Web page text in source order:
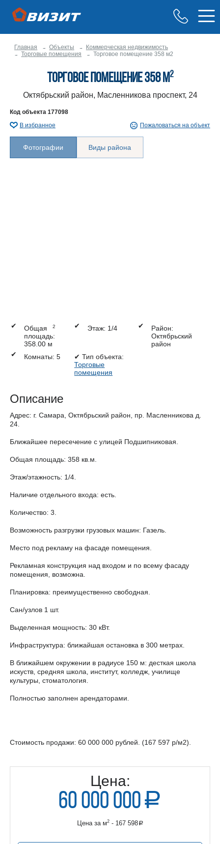
Главная Объекты
Коммерческая недвижимость
Торговые помещения
Торговое помещение 358 м2
Торговое помещение 358 м2
Октябрьский район, Масленникова проспект, 24
Код объекта 177098
В избранное
Пожаловаться на объект
Фотографии Виды района
✔
Общая
площадь:
358.00 м
2 ✔ Этаж: 1/4 ✔
Район:
Октябрьский
район
✔
Комнаты: 5 ✔ Тип объекта:
Торговые
помещения
Описание
Адрес: г. Самара, Октябрьский район, пр. Масленникова д.
24.
Ближайшее пересечение с улицей Подшипниковая.
Общая площадь: 358 кв.м.
Этаж/этажность: 1/4.
Наличие отдельного входа: есть.
Количество: 3.
Возможность разгрузки грузовых машин: Газель.
Место под рекламу на фасаде помещения.
Рекламная конструкция над входом и по всему фасаду
помещения, возможна.
Планировка: преимущественно свободная.
Сан/узлов 1 шт.
Выделенная мощность: 30 кВт.
Инфраструктура: ближайшая остановка в 300 метрах.
В ближайшем окружении в радиусе 150 м: десткая школа
искуств, средняя школа, институт, колледж, училище
культуры, стоматология.
Полностью заполнен арендаторами.
Стоимость продажи: 60 000 000 рублей. (167 597 р/м2).
Цена:
60 000 000 a
руб.
Цена за м2- 167 598a